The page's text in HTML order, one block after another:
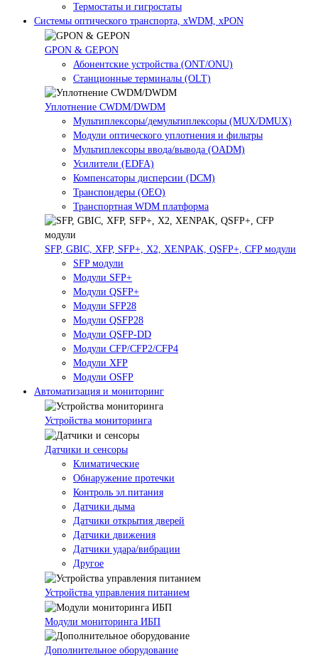
Термостаты и гигростаты
Системы оптического транспорта, xWDM, xPON
GPON & GEPON
Абонентские устройства (ONT/ONU)
Станционные терминалы (OLT)
Уплотнение CWDM/DWDM
Мультиплексоры/демультиплексоры (MUX/DMUX)
Модули оптического уплотнения и фильтры
Мультиплексоры ввода/вывода (OADM)
Усилители (EDFA)
Компенсаторы дисперсии (DCM)
Транспондеры (OEO)
Транспортная WDM платформа
SFP, GBIC, XFP, SFP+, X2, XENPAK, QSFP+, CFP модули
SFP модули
Модули SFP+
Модули QSFP+
Модули SFP28
Модули QSFP28
Модули QSFP-DD
Модули CFP/CFP2/CFP4
Модули XFP
Модули OSFP
Автоматизация и мониторинг
Устройства мониторинга
Датчики и сенсоры
Климатические
Обнаружение протечки
Контроль эл.питания
Датчики дыма
Датчики открытия дверей
Датчики движения
Датчики удара/вибрации
Другое
Устройства управления питанием
Модули мониторинга ИБП
Дополнительное оборудование